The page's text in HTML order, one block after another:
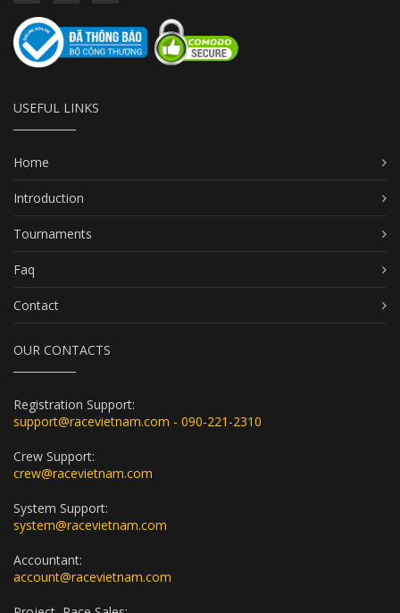
USEFUL LINKS
Home
Introduction
Tournaments
Faq
Contact
OUR CONTACTS
Registration Support:
support@racevietnam.com - 090-221-2310
Crew Support:
crew@racevietnam.com
System Support:
system@racevietnam.com
Accountant:
account@racevietnam.com